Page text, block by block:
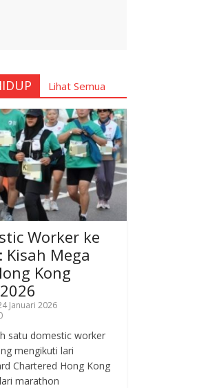
Lihat Semua
Worker ke
Kisah Mega
Kong
Januari 2026
satu domestic worker
mengikuti lari
Chartered Hong Kong
marathon